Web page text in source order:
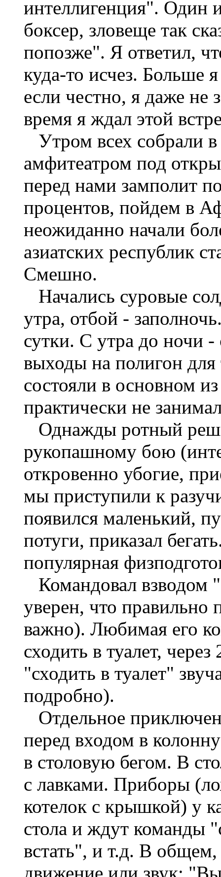
интеллигенция". Один
боксер, зловеще так
попозже". Я ответил,
куда-то исчез. Больше
если честно, я даже не
время я ждал этой
Утром всех собрали
амфитеатром под
перед нами замполит
процентов, пойдем в
неожиданно начали
азиатских республик
Смешно.
Начались суровые
утра, отбой -
сутки. С утра до ночи -
выходы на полигон для
состояли в основном
практически не
Однажды ротный
рукопашному бою
откровенно убогие,
мы приступили к
появился маленький,
потуги, приказал
популярная
Командовал взводом
уверен, что
важно). Любимая его
сходить в туалет,
"сходить в туалет"
подробно).
Отдельное
перед входом в
в столовую бегом. В
с лавками. Приборы
котелок с крышкой) у
стола и ждут команды
встать", и т.д. В